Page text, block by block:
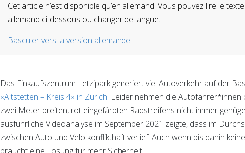
Cet article n’est disponible qu’en allemand. Vous pouvez lire le texte
allemand ci-dessous ou changer de langue.
Basculer vers la version allemande
Das Einkaufszentrum Letzipark generiert viel Autoverkehr auf der
«Altstetten – Kreis 4» in Zürich. Leider nehmen die
zwei Meter breiten, rot eingefärbten Radstreifens nicht immer
ausführliche Videoanalyse im September 2021 zeigte, dass im
zwischen Auto und Velo konflikthaft verlief. Auch wenn bis dahin
braucht eine Lösung für mehr Sicherheit.